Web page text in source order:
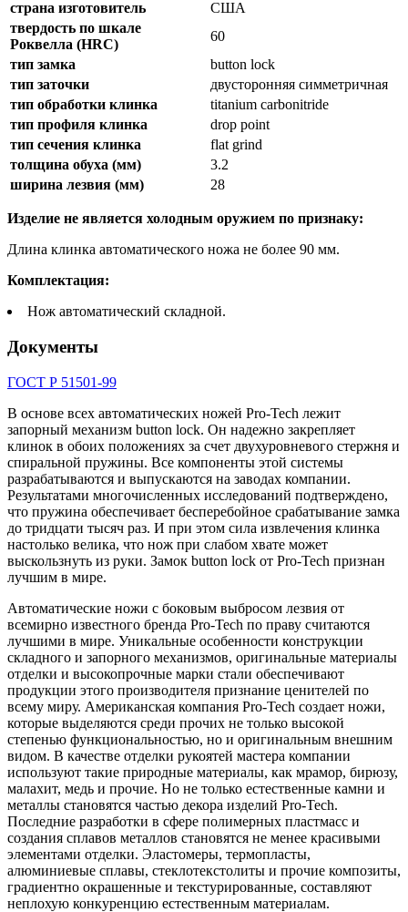
страна изготовитель
США
твердость по шкале
Роквелла (HRC)
60
тип замка
button lock
тип заточки
двусторонняя симметричная
тип обработки клинка
titanium carbonitride
тип профиля клинка
drop point
тип сечения клинка
flat grind
толщина обуха (мм)
3.2
ширина лезвия (мм)
28
Изделие не является холодным оружием по признаку:
Длина клинка автоматического ножа не более 90 мм.
Комплектация:
Нож автоматический складной.
Документы
ГОСТ Р 51501-99
В основе всех автоматических ножей Pro-Tech лежит
запорный механизм button lock. Он надежно закрепляет
клинок в обоих положениях за счет двухуровневого стержня и
спиральной пружины. Все компоненты этой системы
разрабатываются и выпускаются на заводах компании.
Результатами многочисленных исследований подтверждено,
что пружина обеспечивает бесперебойное срабатывание замка
до тридцати тысяч раз. И при этом сила извлечения клинка
настолько велика, что нож при слабом хвате может
выскользнуть из руки. Замок button lock от Pro-Tech признан
лучшим в мире.
Автоматические ножи с боковым выбросом лезвия от
всемирно известного бренда Pro-Tech по праву считаются
лучшими в мире. Уникальные особенности конструкции
складного и запорного механизмов, оригинальные материалы
отделки и высокопрочные марки стали обеспечивают
продукции этого производителя признание ценителей по
всему миру. Американская компания Pro-Tech создает ножи,
которые выделяются среди прочих не только высокой
степенью функциональностью, но и оригинальным внешним
видом. В качестве отделки рукоятей мастера компании
используют такие природные материалы, как мрамор, бирюзу,
малахит, медь и прочие. Но не только естественные камни и
металлы становятся частью декора изделий Pro-Tech.
Последние разработки в сфере полимерных пластмасс и
создания сплавов металлов становятся не менее красивыми
элементами отделки. Эластомеры, термопласты,
алюминиевые сплавы, стеклотекстолиты и прочие композиты,
градиентно окрашенные и текстурированные, составляют
неплохую конкуренцию естественным материалам.